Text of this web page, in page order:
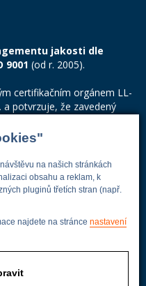
na našich stránkách
obsahu a reklam, k
pluginů třetích stran (např.
najdete na stránce nastavení
jakosti dle
9001 (od r. 2005).
certifikačním orgánem LL-
a potvrzuje, že zavedený
ISO 9001:2015.
Energoekonom